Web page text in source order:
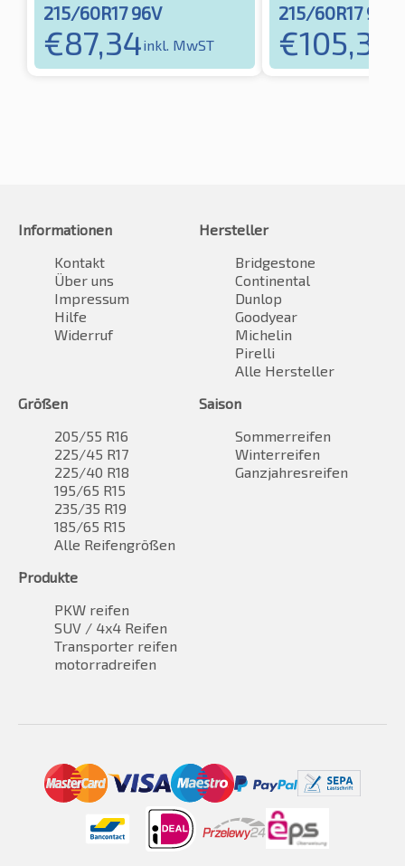
215/60R17 96V
€87,34inkl. MwST
215/60R17 96V
€105,31
Informationen
Kontakt
Über uns
Impressum
Hilfe
Widerruf
Hersteller
Bridgestone
Continental
Dunlop
Goodyear
Michelin
Pirelli
Alle Hersteller
Größen
205/55 R16
225/45 R17
225/40 R18
195/65 R15
235/35 R19
185/65 R15
Alle Reifengrößen
Saison
Sommerreifen
Winterreifen
Ganzjahresreifen
Produkte
PKW reifen
SUV / 4x4 Reifen
Transporter reifen
motorradreifen